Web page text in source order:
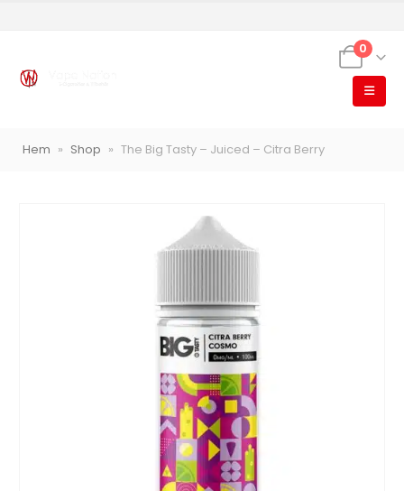
0
Hem » Shop » The Big Tasty – Juiced – Citra Berry
Vapes, e-cigg & vitsnus